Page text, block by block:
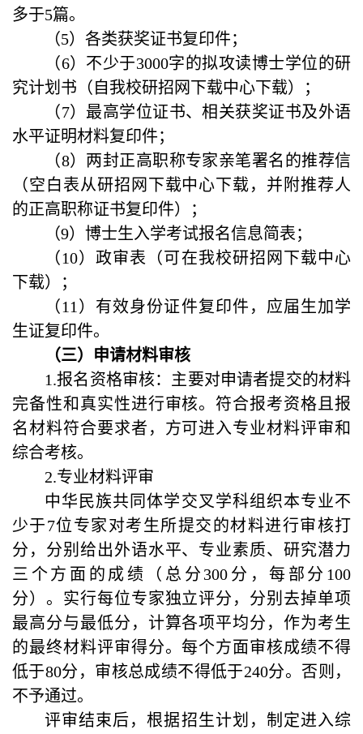
多于5篇。
（5）各类获奖证书复印件；
（6）不少于3000字的拟攻读博士学位的研
究计划书（自我校研招网下载中心下载）；
（7）最高学位证书、相关获奖证书及外语
水平证明材料复印件；
（8）两封正高职称专家亲笔署名的推荐信
（空白表从研招网下载中心下载，并附推荐人
的正高职称证书复印件）；
（9）博士生入学考试报名信息简表；
（10）政审表（可在我校研招网下载中心
下载）；
（11）有效身份证件复印件，应届生加学
生证复印件。
（三）申请材料审核
1.报名资格审核：主要对申请者提交的材料
完备性和真实性进行审核。符合报考资格且报
名材料符合要求者，方可进入专业材料评审和
综合考核。
2.专业材料评审
中华民族共同体学交叉学科组织本专业不
少于7位专家对考生所提交的材料进行审核打
分，分别给出外语水平、专业素质、研究潜力
三个方面的成绩（总分 300 分，每部分 100
分）。实行每位专家独立评分，分别去掉单项
最高分与最低分，计算各项平均分，作为考生
的最终材料评审得分。每个方面审核成绩不得
低于80分，审核总成绩不得低于240分。否则，
不予通过。
评审结束后，根据招生计划，制定进入综